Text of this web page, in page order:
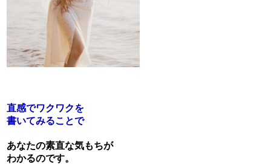
直感でワクワクを
書いてみることで
あなたの素直な気もちが
わかるのです。